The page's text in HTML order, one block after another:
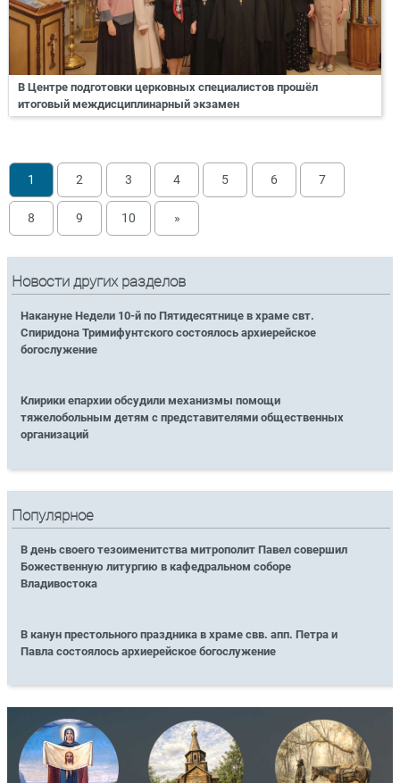
В Центре подготовки церковных специалистов прошёл
итоговый междисциплинарный экзамен
1 2 3 4 5 6 7
8 9 10 »
Новости других разделов
Накануне Недели 10-й по Пятидесятнице в храме свт.
Спиридона Тримифунтского состоялось архиерейское
богослужение
Клирики епархии обсудили механизмы помощи
тяжелобольным детям с представителями общественных
организаций
Популярное
В день своего тезоименитства митрополит Павел совершил
Божественную литургию в кафедральном соборе
Владивостока
В канун престольного праздника в храме свв. апп. Петра и
Павла состоялось архиерейское богослужение